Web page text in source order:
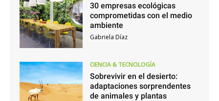
30 empresas ecológicas
comprometidas con el medio
ambiente
Gabriela Díaz
CIENCIA & TECNOLOGÍA
Sobrevivir en el desierto:
adaptaciones sorprendentes
de animales y plantas